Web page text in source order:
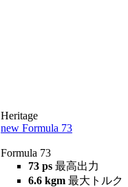
Heritage
new Formula 73
Formula 73
73 ps 最高出力
6.6 kgm 最大トルク